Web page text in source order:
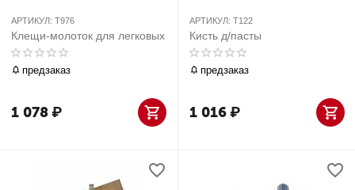
АРТИКУЛ: T976
Клещи-молоток для легковых
предзаказ
1 078₽
АРТИКУЛ: T122
Кисть д/пасты
предзаказ
1 016₽